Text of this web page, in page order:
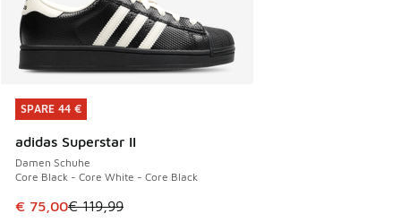
SPARE 44 €
adidas Superstar II
Damen Schuhe
Core Black - Core White - Core Black
Dieser Artikel ist im Sale. Der Preis ist von € 119,99 auf €
€ 75,00€ 119,99
SPARE 44 €